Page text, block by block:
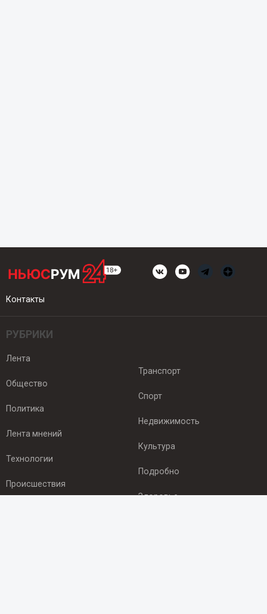
Контакты
РУБРИКИ
Лента
Общество
Политика
Лента мнений
Технологии
Происшествия
Транспорт
Спорт
Недвижимость
Культура
Подробно
Здоровье